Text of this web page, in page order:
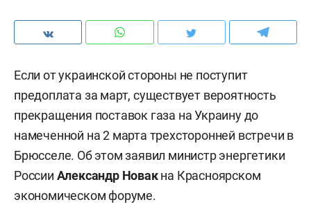
Если от украинской стороны не поступит
предоплата за март, существует вероятность
прекращения поставок газа на Украину до
намеченной на 2 марта трехсторонней встречи в
Брюсселе. Об этом заявил министр энергетики
России Александр Новакна Красноярском
экономическом форуме.